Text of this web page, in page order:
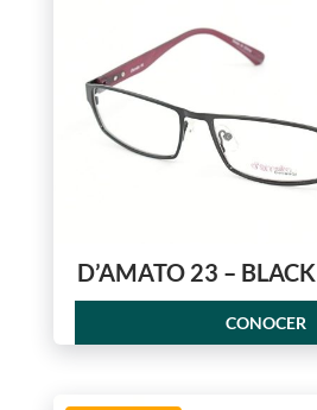
D’AMATO 23 – BLACK
CONOCER